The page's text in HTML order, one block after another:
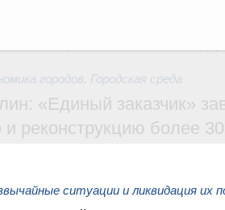
Синхронизация
поддержки сельских
городов. Городская среда
«Единый заказчик»
и реконструкцию более
ситуации и ликвидация их